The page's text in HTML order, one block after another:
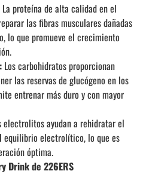
La proteína de alta calidad en el
las fibras musculares dañadas
lo que promueve el crecimiento
Los carbohidratos proporcionan
las reservas de glucógeno en los
entrenar más duro y con mayor
electrolitos ayudan a rehidratar el
equilibrio electrolítico, lo que es
óptima.
Drink de 226ERS